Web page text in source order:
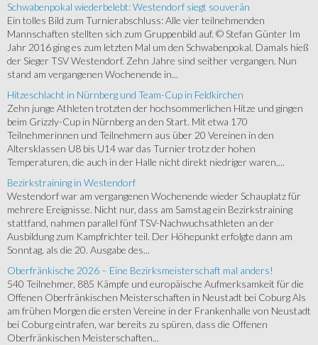
Schwabenpokal wiederbelebt: Westendorf siegt souverän
Ein tolles Bild zum Turnierabschluss: Alle vier teilnehmenden
Mannschaften stellten sich zum Gruppenbild auf. © Stefan Günter Im
Jahr 2016 ging es zum letzten Mal um den Schwabenpokal. Damals hieß
der Sieger TSV Westendorf. Zehn Jahre sind seither vergangen. Nun
stand am vergangenen Wochenende in...
Hitzeschlacht in Nürnberg und Team-Cup in Feldkirchen
Zehn junge Athleten trotzten der hochsommerlichen Hitze und gingen
beim Grizzly-Cup in Nürnberg an den Start. Mit etwa 170
Teilnehmerinnen und Teilnehmern aus über 20 Vereinen in den
Altersklassen U8 bis U14 war das Turnier trotz der hohen
Temperaturen, die auch in der Halle nicht direkt niedriger waren,...
Bezirkstraining in Westendorf
Westendorf war am vergangenen Wochenende wieder Schauplatz für
mehrere Ereignisse. Nicht nur, dass am Samstag ein Bezirkstraining
stattfand, nahmen parallel fünf TSV-Nachwuchsathleten an der
Ausbildung zum Kampfrichter teil. Der Höhepunkt erfolgte dann am
Sonntag, als die 20. Ausgabe des...
Oberfränkische 2026 – Eine Bezirksmeisterschaft mal anders!
540 Teilnehmer, 885 Kämpfe und europäische Aufmerksamkeit für die
Offenen Oberfränkischen Meisterschaften in Neustadt bei Coburg Als
am frühen Morgen die ersten Vereine in der Frankenhalle von Neustadt
bei Coburg eintrafen, war bereits zu spüren, dass die Offenen
Oberfränkischen Meisterschaften...